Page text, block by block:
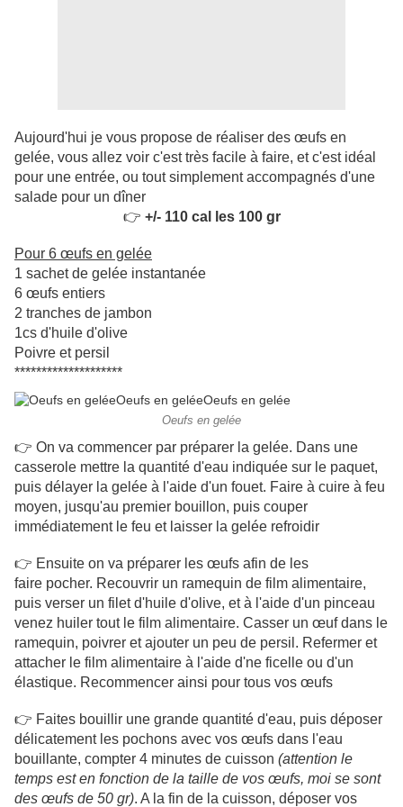
Aujourd'hui je vous propose de réaliser des œufs en
gelée, vous allez voir c'est très facile à faire, et c'est idéal
pour une entrée, ou tout simplement accompagnés d'une
salade pour un dîner
👉 +/- 110 cal les 100 gr
Pour 6 œufs en gelée
1 sachet de gelée instantanée
6 œufs entiers
2 tranches de jambon
1cs d'huile d'olive
Poivre et persil
********************
Oeufs en gelée
👉 On va commencer par préparer la gelée. Dans une
casserole mettre la quantité d'eau indiquée sur le paquet,
puis délayer la gelée à l'aide d'un fouet. Faire à cuire à feu
moyen, jusqu'au premier bouillon, puis couper
immédiatement le feu et laisser la gelée refroidir
👉 Ensuite on va préparer les œufs afin de les
faire pocher. Recouvrir un ramequin de film alimentaire,
puis verser un filet d'huile d'olive, et à l'aide d'un pinceau
venez huiler tout le film alimentaire. Casser un œuf dans le
ramequin, poivrer et ajouter un peu de persil. Refermer et
attacher le film alimentaire à l'aide d'ne ficelle ou d'un
élastique. Recommencer ainsi pour tous vos œufs
👉 Faites bouillir une grande quantité d'eau, puis déposer
délicatement les pochons avec vos œufs dans l'eau
bouillante, compter 4 minutes de cuisson (attention le
temps est en fonction de la taille de vos œufs, moi se sont
des œufs de 50 gr). A la fin de la cuisson, déposer vos